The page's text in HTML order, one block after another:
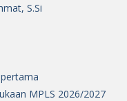
S.Si
MPLS 2026/2027